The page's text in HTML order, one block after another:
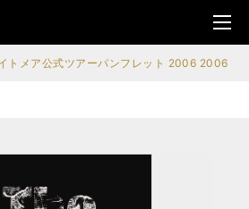
メニ
ュ
トメア公式ツアーパンフレット 2006 2006